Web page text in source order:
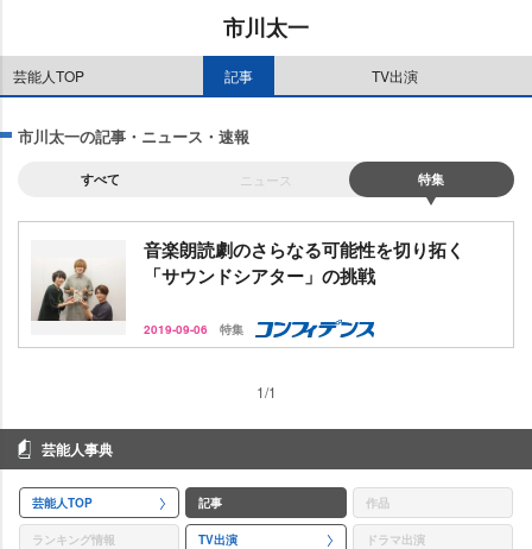
u
t
市川太一
芸能人TOP 記事 TV出演
市川太一の記事・ニュース・速報
すべて ニュース 特集
音楽朗読劇のさらなる可能性を切り拓く
「サウンドシアター」の挑戦
2019-09-06 特集
1/1
芸能人事典
芸能人TOP 記事 作品
ランキング情報 TV出演 ドラマ出演